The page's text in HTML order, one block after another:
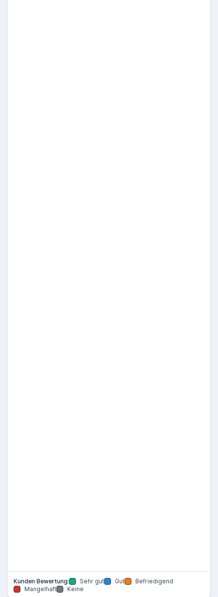
Kunden Bewertung: Sehr gut Gut
Befriedigend
Mangelhaft
Keine